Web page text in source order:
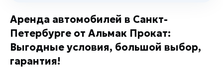
Аренда автомобилей в Санкт-
Петербурге от Альмак Прокат:
Выгодные условия, большой выбор,
гарантия!